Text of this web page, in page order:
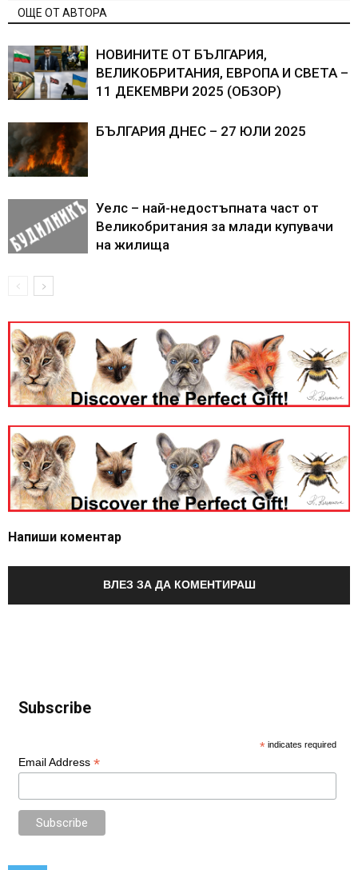
ОЩЕ ОТ АВТОРА
НОВИНИТЕ ОТ БЪЛГАРИЯ,
ВЕЛИКОБРИТАНИЯ, ЕВРОПА И СВЕТА –
11 ДЕКЕМВРИ 2025 (ОБЗОР)
БЪЛГАРИЯ ДНЕС – 27 ЮЛИ 2025
Уелс – най-недостъпната част от
Великобритания за млади купувачи
на жилища
Напиши коментар
ВЛЕЗ ЗА ДА КОМЕНТИРАШ
Subscribe
* indicates required
Email Address *